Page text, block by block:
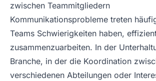
zwischen Teammitgliedern
Kommunikationsprobleme treten
Teams Schwierigkeiten haben,
zusammenzuarbeiten. In der
Branche, in der die Koordination
verschiedenen Abteilungen oder